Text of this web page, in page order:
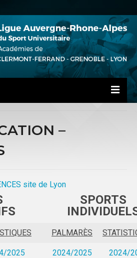
FD
–
site de Lyon
SPORTS
PALMARÈS
2025 2024/2025 2024/